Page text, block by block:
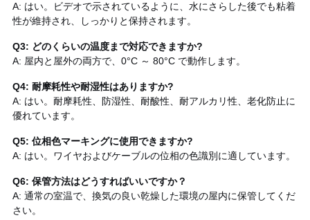
A: はい。ビデオで示されているように、水にさらした後でも粘着
性が維持され、しっかりと保持されます。
Q3: どのくらいの温度まで対応できますか?
A: 屋内と屋外の両方で、0°C ～ 80°C で動作します。
Q4: 耐摩耗性や耐湿性はありますか?
A: はい。耐摩耗性、防湿性、耐酸性、耐アルカリ性、老化防止に
優れています。
Q5: 位相色マーキングに使用できますか?
A: はい。ワイヤおよびケーブルの位相の色識別に適しています。
Q6: 保管方法はどうすればいいですか？
A: 通常の室温で、換気の良い乾燥した環境の屋内に保管してくだ
さい。